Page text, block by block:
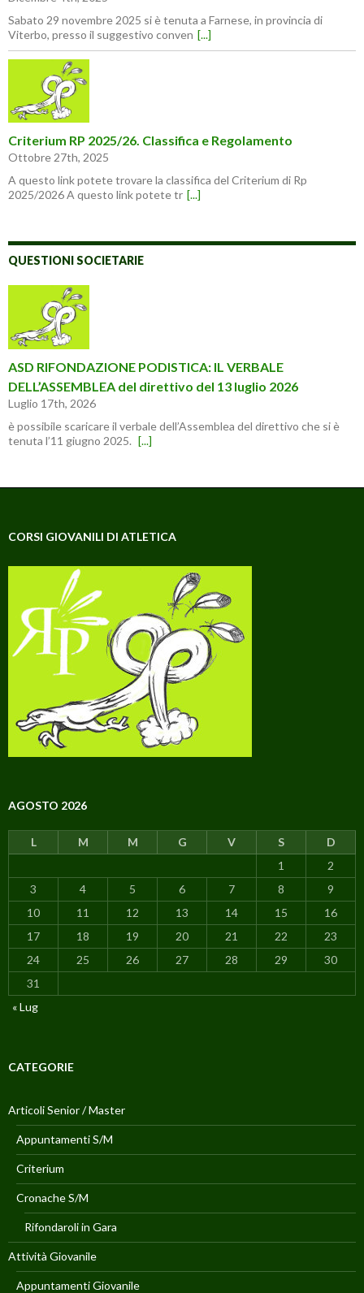
Sabato 29 novembre 2025 si è tenuta a Farnese, in provincia di
Viterbo, presso il suggestivo conven [...]
Criterium RP 2025/26. Classifica e Regolamento
Ottobre 27th, 2025
A questo link potete trovare la classifica del Criterium di Rp
2025/2026 A questo link potete tr [...]
QUESTIONI SOCIETARIE
ASD RIFONDAZIONE PODISTICA: IL VERBALE
DELL’ASSEMBLEA del direttivo del 13 luglio 2026
Luglio 17th, 2026
è possibile scaricare il verbale dell’Assemblea del direttivo che si è
tenuta l’11 giugno 2025. [...]
CORSI GIOVANILI DI ATLETICA
AGOSTO 2026
L M M G V S
D
1
2
3
4 5 6 7 8
9
10
11 12 13 14 15
16
17
18 19 20 21 22
23
24
25 26 27 28 29
30
31
« Lug
CATEGORIE
Articoli Senior / Master
Appuntamenti S/M
Criterium
Cronache S/M
Rifondaroli in Gara
Attività Giovanile
Appuntamenti Giovanile